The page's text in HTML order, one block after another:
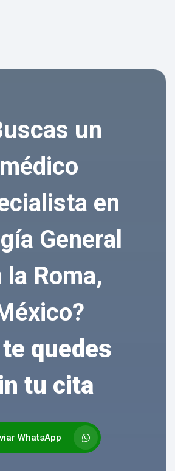
un
médico
en
General
la Roma,
quedes
tu cita
WhatsApp